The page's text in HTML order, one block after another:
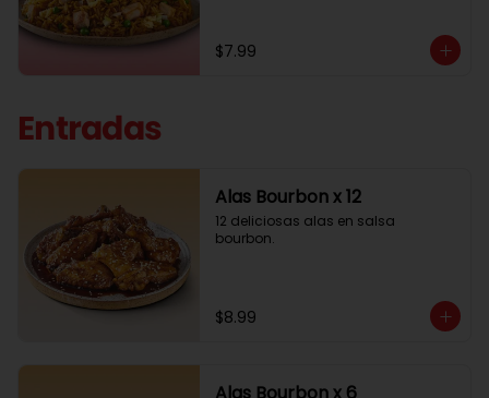
$7.99
Entradas
Alas Bourbon x 12
12 deliciosas alas en salsa
bourbon.
$8.99